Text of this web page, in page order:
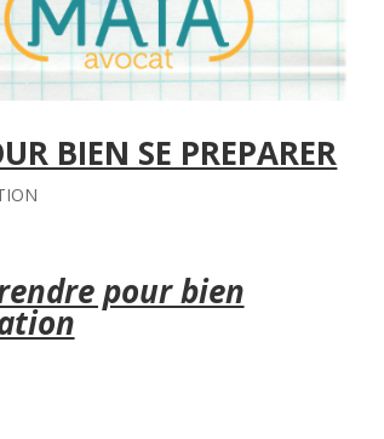
BIEN SE PREPARER
pour bien